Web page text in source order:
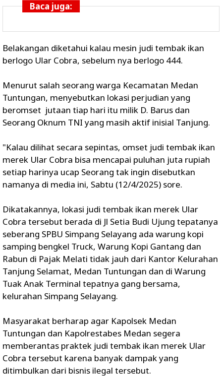
Baca juga:
Belakangan diketahui kalau mesin judi tembak ikan
berlogo Ular Cobra, sebelum nya berlogo 444.
Menurut salah seorang warga Kecamatan Medan
Tuntungan, menyebutkan lokasi perjudian yang
beromset jutaan tiap hari itu milik D. Barus dan
Seorang Oknum TNI yang masih aktif inisial Tanjung.
"Kalau dilihat secara sepintas, omset judi tembak ikan
merek Ular Cobra bisa mencapai puluhan juta rupiah
setiap harinya ucap Seorang tak ingin disebutkan
namanya di media ini, Sabtu (12/4/2025) sore.
Dikatakannya, lokasi judi tembak ikan merek Ular
Cobra tersebut berada di Jl Setia Budi Ujung tepatanya
seberang SPBU Simpang Selayang ada warung kopi
samping bengkel Truck, Warung Kopi Gantang dan
Rabun di Pajak Melati tidak jauh dari Kantor Kelurahan
Tanjung Selamat, Medan Tuntungan dan di Warung
Tuak Anak Terminal tepatnya gang bersama,
kelurahan Simpang Selayang.
Masyarakat berharap agar Kapolsek Medan
Tuntungan dan Kapolrestabes Medan segera
memberantas praktek judi tembak ikan merek Ular
Cobra tersebut karena banyak dampak yang
ditimbulkan dari bisnis ilegal tersebut.